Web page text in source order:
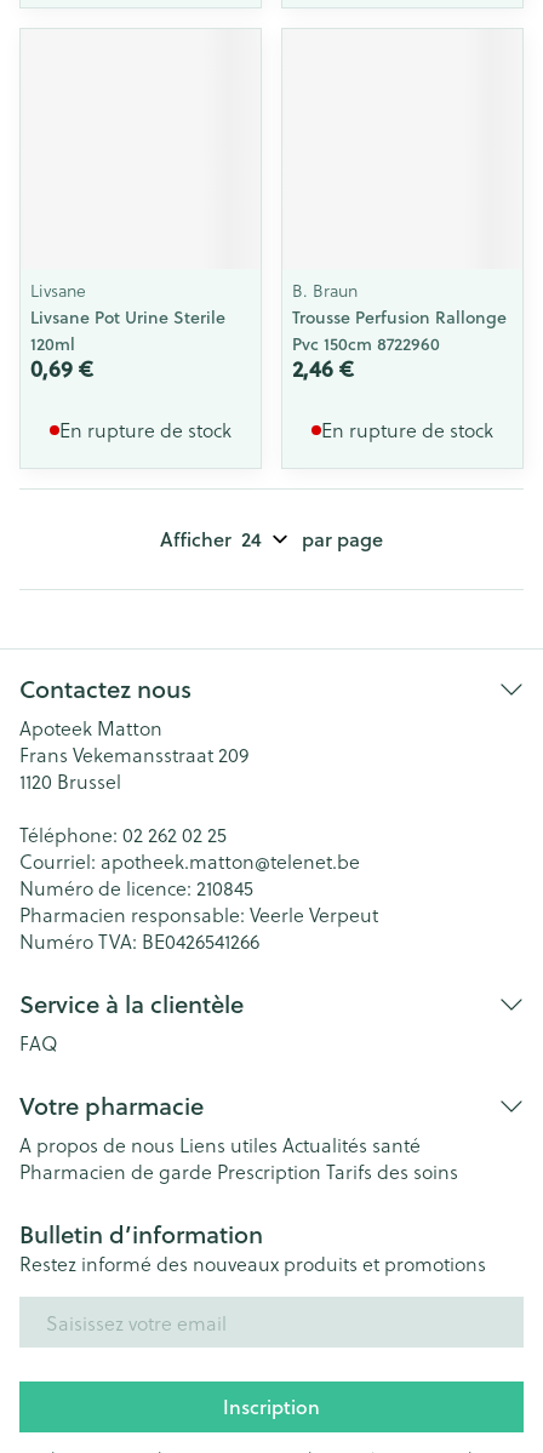
Livsane
Livsane Pot Urine Sterile
120ml
0,69 €
En rupture de stock
B. Braun
Trousse Perfusion Rallonge
Pvc 150cm 8722960
2,46 €
En rupture de stock
Afficher par page
Contactez nous
Apoteek Matton
Frans Vekemansstraat 209
1120 Brussel
Téléphone: 02 262 02 25
Courriel: apotheek.matton@telenet.be
Numéro de licence: 210845
Pharmacien responsable: Veerle Verpeut
Numéro TVA: BE0426541266
Service à la clientèle
FAQ
Votre pharmacie
A propos de nous Liens utiles Actualités santé
Pharmacien de garde Prescription Tarifs des soins
Bulletin d’information
Restez informé des nouveaux produits et promotions
Inscription